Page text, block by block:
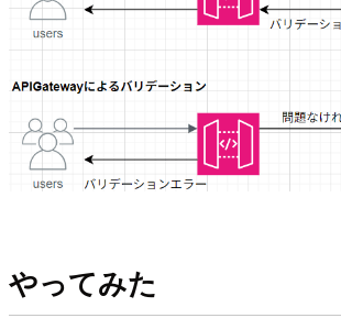
やってみた